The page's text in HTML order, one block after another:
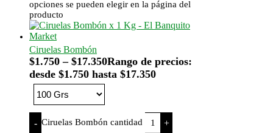
opciones se pueden elegir en la página del
producto
Ciruelas Bombón
$1.750 – $17.350Rango de precios:
desde $1.750 hasta $17.350
- Ciruelas Bombón cantidad +